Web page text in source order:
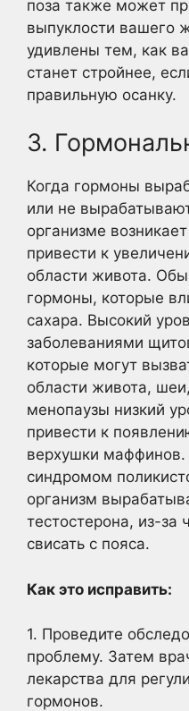
поза также может
выпуклости вашего
удивлены тем, как
станет стройнее,
правильную осанку.
3.
Когда гормоны
или не
организме
привести к
области живота.
гормоны, которые
сахара. Высокий
заболеваниями
которые могут
области живота,
менопаузы низкий
привести к
верхушки маффинов.
синдромом
организм
тестостерона, из-за
свисать с пояса.
Как это исправить:
1. Проведите
проблему. Затем
лекарства для
гормонов.